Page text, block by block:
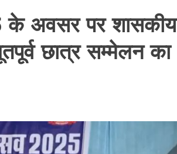
के अवसर पर शासकीय
छात्र सम्मेलन का